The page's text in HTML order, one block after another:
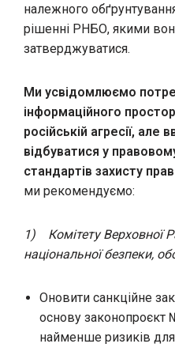
належного
рішенні РНБО, якими
затверджуватися.
Ми усвідомлюємо
інформаційного
російській агресії,
відбуватися у
стандартів захисту
ми рекомендуємо:
1) Комітету Верховної
національної безпеки,
Оновити санкційне
основу законопроєкт
найменше ризиків